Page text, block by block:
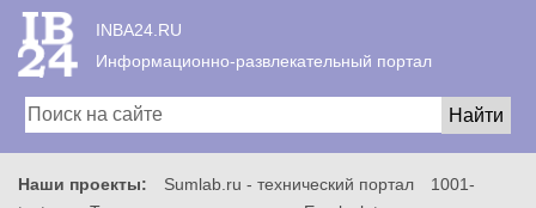
INBA24.RU
Информационно-развлекательный портал
Наши проекты: Sumlab.ru - технический портал
1001-